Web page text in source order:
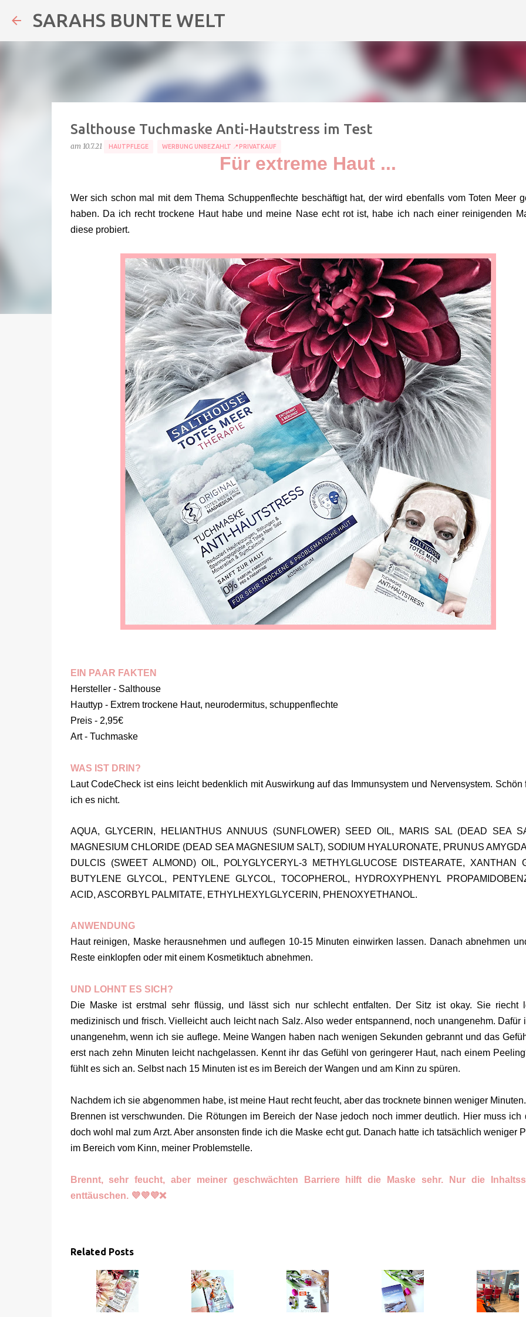
SARAHS BUNTE WELT
Salthouse Tuchmaske Anti-Hautstress im Test
am 10.7.21 HAUTPFLEGE WERBUNG UNBEZAHLT 📍PRIVATKAUF
Für extreme Haut ...
Wer sich schon mal mit dem Thema Schuppenflechte beschäftigt hat, der wird ebenfalls vom Toten Meer
haben. Da ich recht trockene Haut habe und meine Nase echt rot ist, habe ich nach einer reinigenden
diese probiert.
EIN PAAR FAKTEN
Hersteller - Salthouse
Hauttyp - Extrem trockene Haut, neurodermitus, schuppenflechte
Preis - 2,95€
Art - Tuchmaske
WAS IST DRIN?
Laut CodeCheck ist eins leicht bedenklich mit Auswirkung auf das Immunsystem und Nervensystem. Schön
ich es nicht.
AQUA, GLYCERIN, HELIANTHUS ANNUUS (SUNFLOWER) SEED OIL, MARIS SAL (DEAD SEA
MAGNESIUM CHLORIDE (DEAD SEA MAGNESIUM SALT), SODIUM HYALURONATE, PRUNUS
DULCIS (SWEET ALMOND) OIL, POLYGLYCERYL-3 METHYLGLUCOSE DISTEARATE, XANTHAN
BUTYLENE GLYCOL, PENTYLENE GLYCOL, TOCOPHEROL, HYDROXYPHENYL
ACID, ASCORBYL PALMITATE, ETHYLHEXYLGLYCERIN, PHENOXYETHANOL.
ANWENDUNG
Haut reinigen, Maske herausnehmen und auflegen 10-15 Minuten einwirken lassen. Danach abnehmen
Reste einklopfen oder mit einem Kosmetiktuch abnehmen.
UND LOHNT ES SICH?
Die Maske ist erstmal sehr flüssig, und lässt sich nur schlecht entfalten. Der Sitz ist okay. Sie riecht
medizinisch und frisch. Vielleicht auch leicht nach Salz. Also weder entspannend, noch unangenehm. Dafür
unangenehm, wenn ich sie auflege. Meine Wangen haben nach wenigen Sekunden gebrannt und das
erst nach zehn Minuten leicht nachgelassen. Kennt ihr das Gefühl von geringerer Haut, nach einem
fühlt es sich an. Selbst nach 15 Minuten ist es im Bereich der Wangen und am Kinn zu spüren.
Nachdem ich sie abgenommen habe, ist meine Haut recht feucht, aber das trocknete binnen weniger
Brennen ist verschwunden. Die Rötungen im Bereich der Nase jedoch noch immer deutlich. Hier muss ich
doch wohl mal zum Arzt. Aber ansonsten finde ich die Maske echt gut. Danach hatte ich tatsächlich weniger
im Bereich vom Kinn, meiner Problemstelle.
Brennt, sehr feucht, aber meiner geschwächten Barriere hilft die Maske sehr. Nur die
enttäuschen. 💜💜💜❌
Related Posts